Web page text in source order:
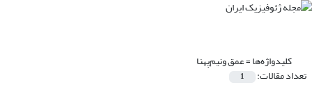
کلیدواژه‌ها =عمق ونیم‌پهنا
تعداد مقالات: 1